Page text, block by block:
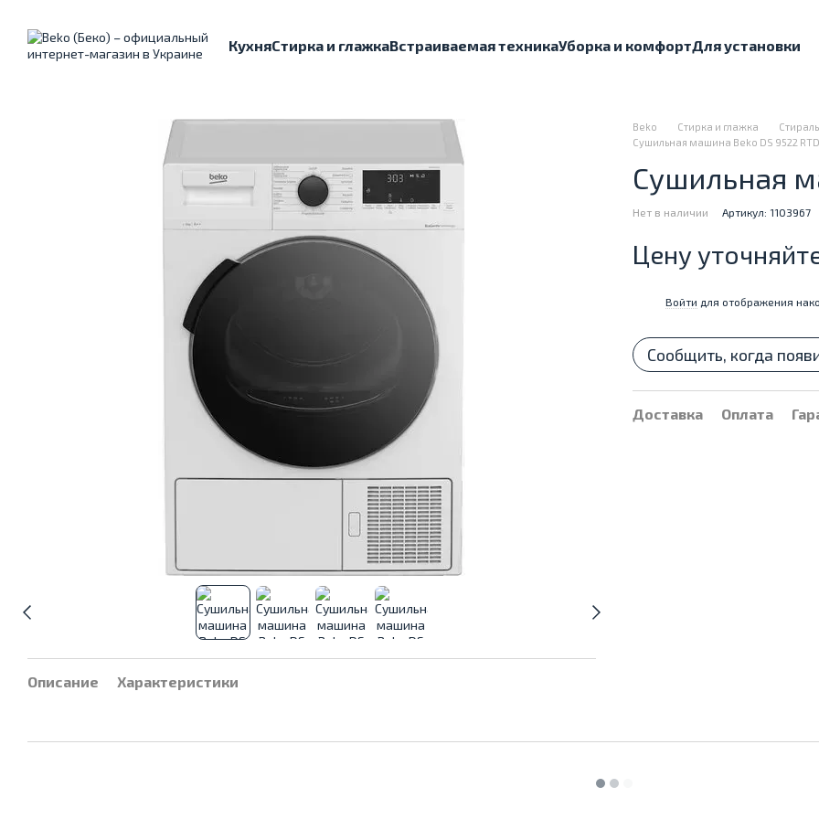
КухняСтирка и глажкаВстраиваемая техникаУборка и комфортДля установки
Описание Характеристики
Beko Стирка и глажка
Сушильная машина Beko DS 9522
Сушильная
Нет в наличии Артикул: 1103967
Цену
Войти для отображения
Сообщить, когда
Доставка Оплата